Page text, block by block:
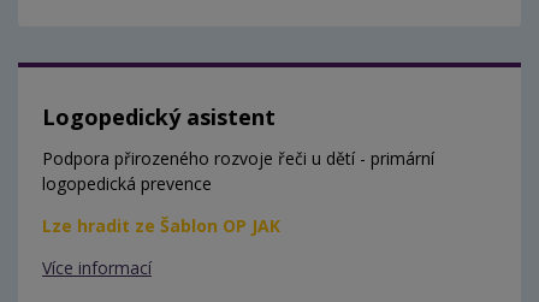
Logopedický asistent
Podpora přirozeného rozvoje řeči u dětí - primární
logopedická prevence
Lze hradit ze Šablon OP JAK
Více informací